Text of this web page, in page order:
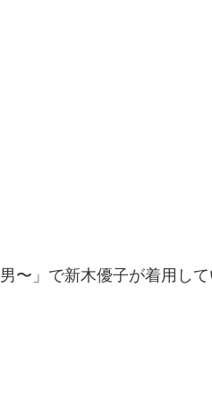
〜」で新木優子が着用し